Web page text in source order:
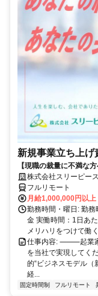
新規事業立ち上げ
【現職の裁量に不満な
短6ヶ月で共同経営者の
株式会社スリーピース
フルリモート
月給1,000,000円以上
勤務時間・曜日: 勤
金 実働時間：1日あ
メリハリをつけて働
仕事内容: ⸻起業
を当社で実現してく
的“ビジネスモデル（
経...
固定時間制 フルリモート